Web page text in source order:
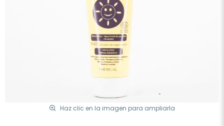
Haz clic en la imagen para ampliarla